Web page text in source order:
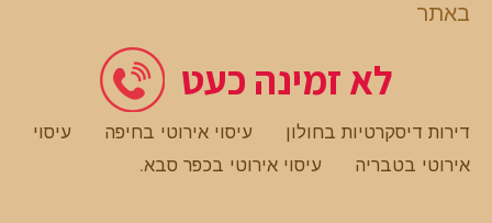
באתר
לא זמינה כעט
דירות דיסקרטיות בחולון עיסוי אירוטי בחיפה
עיסוי
אירוטי בטבריה
עיסוי אירוטי בכפר סבא.